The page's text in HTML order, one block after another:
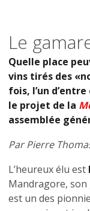
Le
Quelle place
vins tirés des
fois, l’un
le projet de la
assemblée
Par Pierre
L’heureux élu est
Mandragore,
est un des